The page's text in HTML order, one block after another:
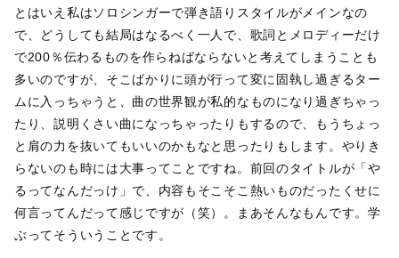
とはいえ私はソロシンガーで弾き語りスタイルがメインなの
で、どうしても結局はなるべく一人で、歌詞とメロディーだけ
で200％伝わるものを作らねばならないと考えてしまうことも
多いのですが、そこばかりに頭が行って変に固執し過ぎるター
ムに入っちゃうと、曲の世界観が私的なものになり過ぎちゃっ
たり、説明くさい曲になっちゃったりもするので、もうちょっ
と肩の力を抜いてもいいのかもなと思ったりもします。やりき
らないのも時には大事ってことですね。前回のタイトルが「や
るってなんだっけ」で、内容もそこそこ熱いものだったくせに
何言ってんだって感じですが（笑）。まあそんなもんです。学
ぶってそういうことです。